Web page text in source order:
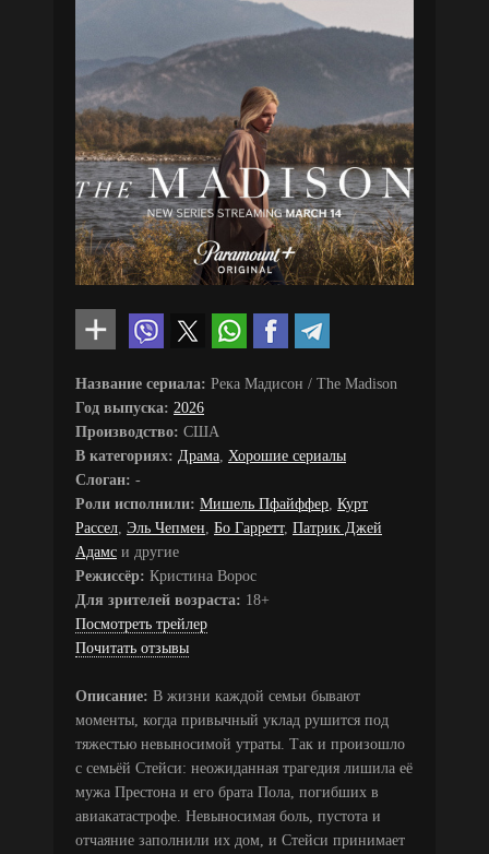
Название сериала: Река Мадисон / The Madison
Год выпуска: 2026
Производство: США
В категориях: Драма Хорошие сериалы
Слоган: -
Роли исполнили: Мишель Пфайффер Курт
Рассел Эль Чепмен Бо Гарретт, Патрик Джей
Адамс и другие
Режиссёр: Кристина Ворос
Для зрителей возраста: 18+
Посмотреть трейлер
Почитать отзывы
Описание: В жизни каждой семьи бывают
моменты, когда привычный уклад рушится под
тяжестью невыносимой утраты. Так и произошло
с семьёй Стейси: неожиданная трагедия лишила её
мужа Престона и его брата Пола, погибших в
авиакатастрофе. Невыносимая боль, пустота и
отчаяние заполнили их дом, и Стейси принимает